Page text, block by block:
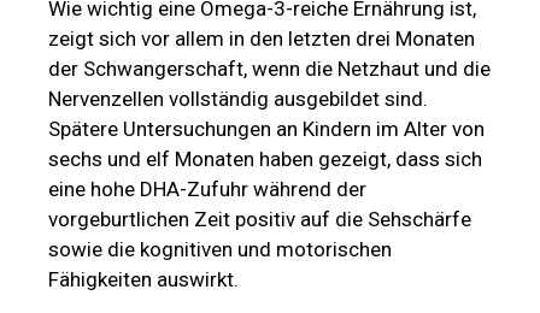
Wie wichtig eine Omega-3-reiche Ernährung ist,
zeigt sich vor allem in den letzten drei Monaten
der Schwangerschaft, wenn die Netzhaut und die
Nervenzellen vollständig ausgebildet sind.
Spätere Untersuchungen an Kindern im Alter von
sechs und elf Monaten haben gezeigt, dass sich
eine hohe DHA-Zufuhr während der
vorgeburtlichen Zeit positiv auf die Sehschärfe
sowie die kognitiven und motorischen
Fähigkeiten auswirkt.